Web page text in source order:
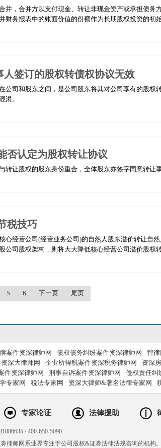
并，合并方以支付现金、转让非现金资产或承担债
财务报表中的账面价值的份额作为长期股权投资的初
人签订的股权转债权协议无效
公司和股东之间，是公司股东将其对公司享有的股权
淆。...
否认定为股权转让协议
转让股权的股东身份重合，全体股东亦签字同意转让
税技巧
心经营公司(经营业务公司)的自然人股东溢价转让自
公司股权架构，则将大大降低核心经营公司溢价股权
5 6 下一页 尾页
案件资深律师网 债权债务纠纷案件资深律师网 智律
深大律师网
企业所得税案件资深税务律师网 资深
件资深律师网 刑事自诉案件资深律师网 侵权责任纠
专家网 税法专家网 资深大律师&著名法律专家网
专家论证 法律援助
/ 400-650-5090
律师网系业界专注于公司股权&证券法律法规咨询的机构